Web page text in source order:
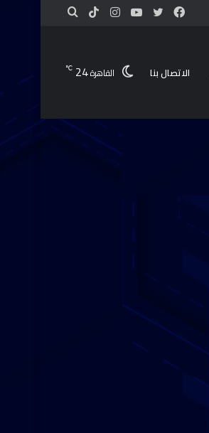
الاتصال بنا القاهرة24
℃